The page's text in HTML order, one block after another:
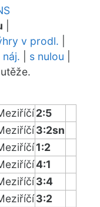
v prodl.
s nulou
2:5
3:2sn
1:2
4:1
3:4
3:2